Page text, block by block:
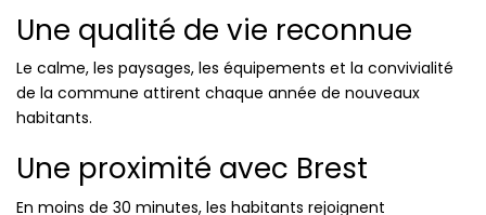
Une qualité de vie reconnue
Le calme, les paysages, les équipements et la convivialité
de la commune attirent chaque année de nouveaux
habitants.
Une proximité avec Brest
En moins de 30 minutes, les habitants rejoignent